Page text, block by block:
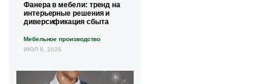
Фанера в мебели: тренд на
интерьерные решения и
диверсификация сбыта
Мебельное производство
ИЮЛ 8, 2026